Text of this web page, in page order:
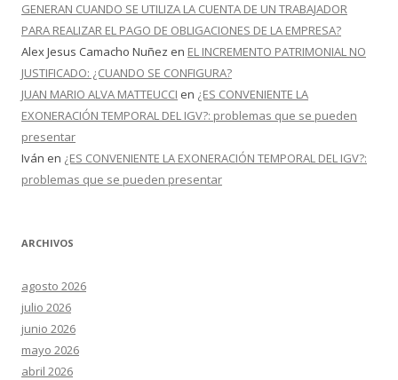
GENERAN CUANDO SE UTILIZA LA CUENTA DE UN TRABAJADOR
PARA REALIZAR EL PAGO DE OBLIGACIONES DE LA EMPRESA?
Alex Jesus Camacho Nuñez en EL INCREMENTO PATRIMONIAL NO
JUSTIFICADO: ¿CUANDO SE CONFIGURA?
JUAN MARIO ALVA MATTEUCCI en ¿ES CONVENIENTE LA
EXONERACIÓN TEMPORAL DEL IGV?: problemas que se pueden
presentar
Iván en ¿ES CONVENIENTE LA EXONERACIÓN TEMPORAL DEL IGV?:
problemas que se pueden presentar
ARCHIVOS
agosto 2026
julio 2026
junio 2026
mayo 2026
abril 2026